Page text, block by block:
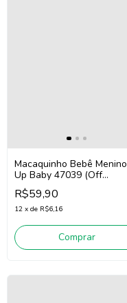
Macaquinho Bebê Menino
Up Baby 47039 (Off
White/Verde/Amarelo)
R$59,90
12 x de R$6,16
Comprar